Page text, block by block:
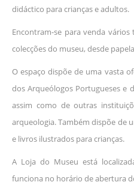
didáctico para crianças e adultos.
Encontram-se para venda
colecções do museu, desde
O espaço dispõe de uma vasta
dos Arqueólogos Portugueses e
assim como de outras
arqueologia. Também dispõe de
e livros ilustrados para crianças.
A Loja do Museu está
funciona no horário de abertura